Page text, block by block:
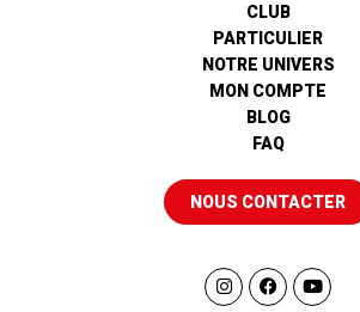
CLUB
PARTICULIER
NOTRE UNIVERS
MON COMPTE
BLOG
FAQ
NOUS CONTACTER